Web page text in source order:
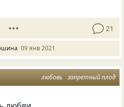
21
09 янв 2021
любовь запретный плод